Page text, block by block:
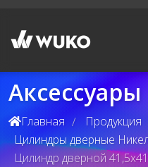
Аксессуары
Главная / Продукция
Цилиндры дверные
Цилиндр дверной